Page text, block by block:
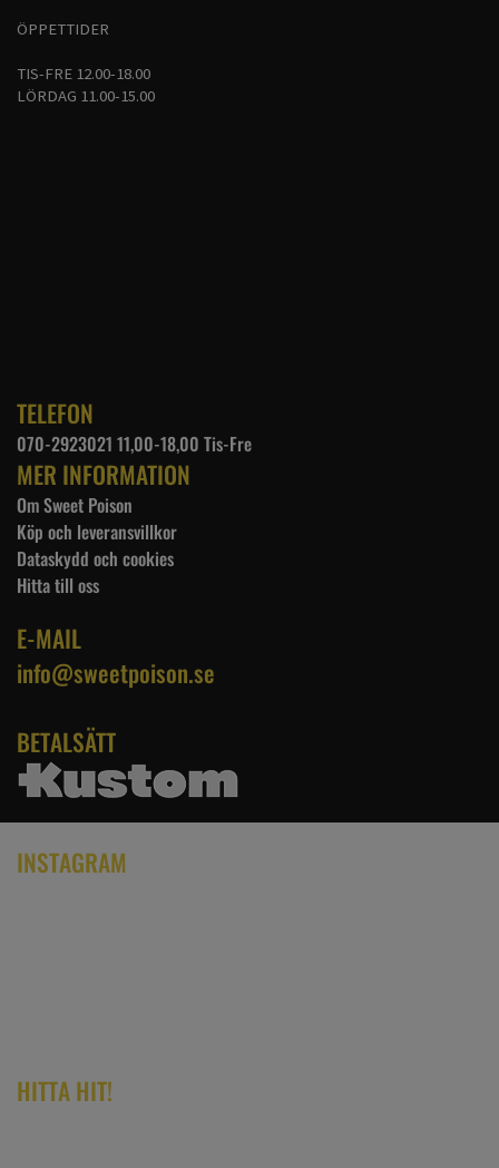
ÖPPETTIDER
TIS-FRE 12.00-18.00
LÖRDAG 11.00-15.00
TELEFON
070-2923021 11,00-18,00 Tis-Fre
MER INFORMATION
Om Sweet Poison
Köp och leveransvillkor
Dataskydd och cookies
Hitta till oss
E-MAIL
info@sweetpoison.se
BETALSÄTT
INSTAGRAM
HITTA HIT!